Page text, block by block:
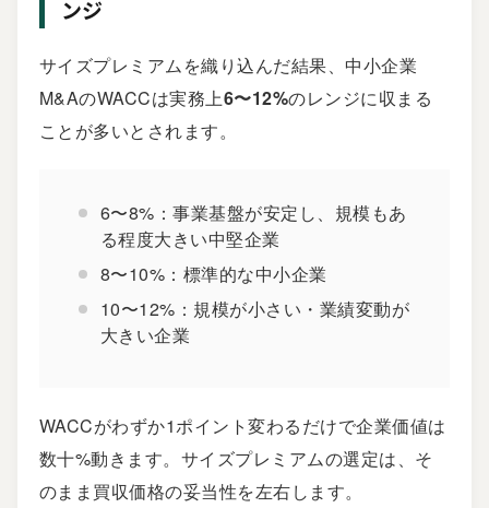
ンジ
サイズプレミアムを織り込んだ結果、中小企業
M&AのWACCは実務上6〜12%のレンジに収まる
ことが多いとされます。
6〜8%：事業基盤が安定し、規模もあ
る程度大きい中堅企業
8〜10%：標準的な中小企業
10〜12%：規模が小さい・業績変動が
大きい企業
WACCがわずか1ポイント変わるだけで企業価値は
数十%動きます。サイズプレミアムの選定は、そ
のまま買収価格の妥当性を左右します。